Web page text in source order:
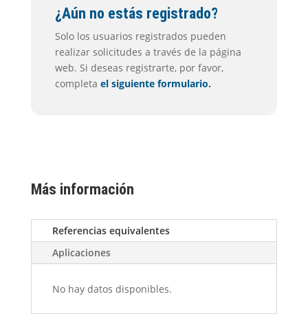
¿Aún no estás registrado?
Solo los usuarios registrados pueden
realizar solicitudes a través de la página
web. Si deseas registrarte, por favor,
completa el siguiente formulario.
Más información
Referencias equivalentes
Aplicaciones
No hay datos disponibles.